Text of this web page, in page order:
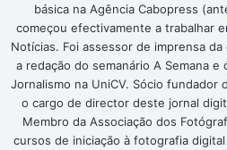
básica na Agência Cabopress
começou efectivamente a trabalhar
Notícias. Foi assessor de imprensa
a redação do semanário A Semana
Jornalismo na UniCV. Sócio fundador
o cargo de director deste jornal
Membro da Associação dos
cursos de iniciação à fotografia